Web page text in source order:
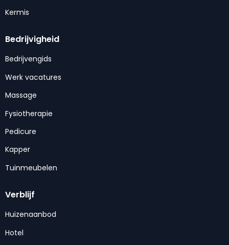
Kermis
Bedrijvigheid
Bedrijvengids
Werk vacatures
Massage
Fysiotherapie
Pedicure
Kapper
Tuinmeubelen
Verblijf
Huizenaanbod
Hotel